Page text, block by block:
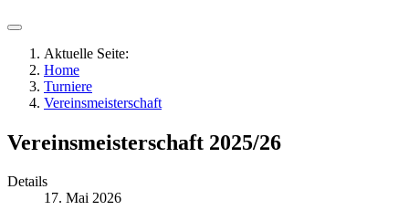
Aktuelle Seite:
Home
Turniere
Vereinsmeisterschaft
Vereinsmeisterschaft 2025/26
Details
17. Mai 2026